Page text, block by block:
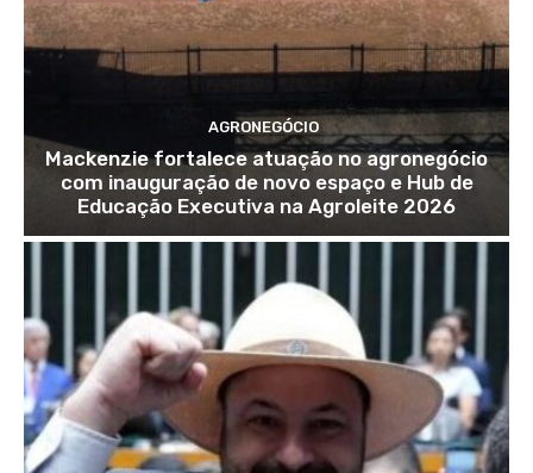
AGRONEGÓCIO
Mackenzie fortalece atuação no agronegócio
com inauguração de novo espaço e Hub de
Educação Executiva na Agroleite 2026